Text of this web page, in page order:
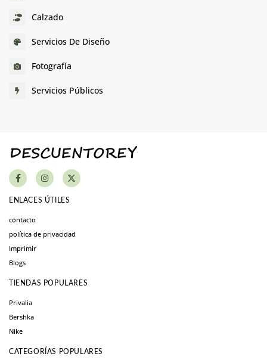
Calzado
Servicios De Diseño
Fotografía
Servicios Públicos
ENLACES ÚTILES
contacto
política de privacidad
Imprimir
Blogs
TIENDAS POPULARES
Privalia
Bershka
Nike
CATEGORÍAS POPULARES